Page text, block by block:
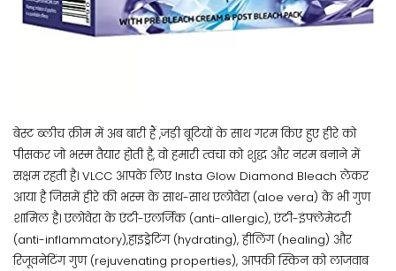
बेस्ट ब्लीच क्रीम में अब बारी हैं ,जड़ी बूटियों के साथ गरम किए हुए हीरे को
पीसकर जो भस्म तैयार होती है, वो हमारी त्वचा को शुद्ध और नरम बनाने में
सक्षम रहती है। VLCC आपके लिए Insta Glow Diamond Bleach लेकर
आया है जिसमें हीरे की भस्म के साथ-साथ एलोवेरा (aloe vera) के भी गुण
शामिल है। एलोवेरा के एंटी-एलर्जिक (anti-allergic), एंटी-इंफ्लेमेटरी
(anti-inflammatory),हाइड्रेटिंग (hydrating), हीलिंग (healing) और
रिजूवनेटिंग गुण (rejuvenating properties), आपकी स्किन को लाजवाब